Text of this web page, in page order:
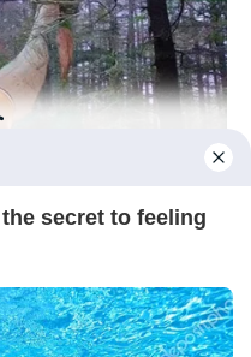
HUBUNGI KAMI IKLAN
Scientists